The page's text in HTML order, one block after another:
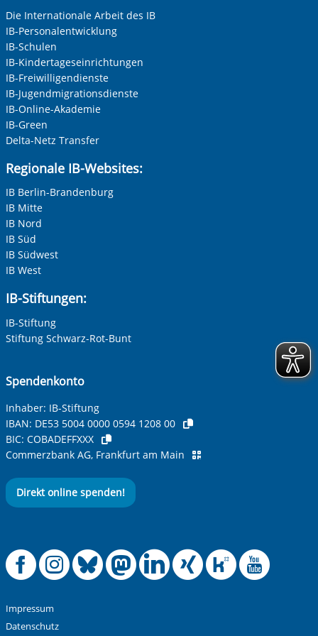
Vorherige Folie anzeigen
Keine Angabe
Frau
Herr
Neutrale Anrede
Unternehmen
Nachname, Vorname*
Adresse (PLZ, Ort, Strasse)
Ihre E-Mail-Adresse
Ihre Telefonnummer
Betreff ihrer Anfrage
Ihre Nachricht*
Anti-Roboter-Verifizierung
Alle Informationen zum Schutz der Daten sind sind in
Die Internationale Arbeit des IB
IB-Personalentwicklung
IB-Schulen
IB-Kindertageseinrichtungen
IB-Freiwilligendienste
IB-Jugendmigrationsdienste
IB-Online-Akademie
IB-Green
Delta-Netz Transfer
Regionale IB-Websites:
IB Berlin-Brandenburg
IB Mitte
IB Nord
IB Süd
IB Südwest
IB West
IB-Stiftungen:
IB-Stiftung
Stiftung Schwarz-Rot-Bunt
Spendenkonto
Inhaber: IB-Stiftung
IBAN: DE53 5004 0000 0594 1208 00
BIC: COBADEFFXXX
Commerzbank AG, Frankfurt am Main
Direkt online spenden!
Offizielle
Offizielle
Offizielle
Offizielle
Offizielle
Impressum
Datenschutz